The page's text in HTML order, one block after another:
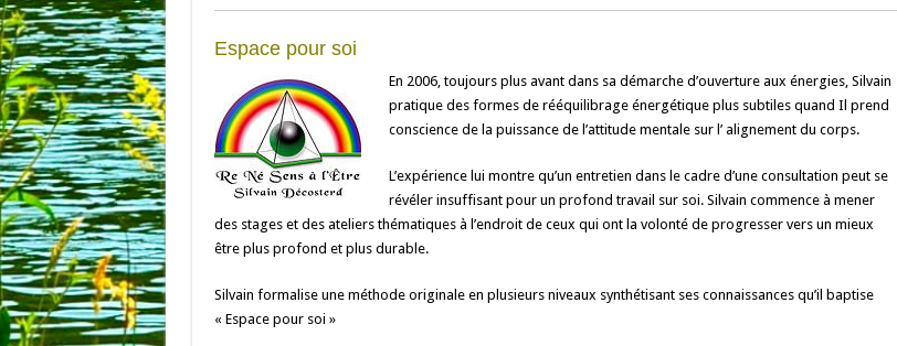
Espace pour soi
En 2006, toujours plus avant dans sa démarche d’ouverture aux énergies, Silvain
pratique des formes de rééquilibrage énergétique plus subtiles quand Il prend
conscience de la puissance de l’attitude mentale sur l’ alignement du corps.
L’expérience lui montre qu’un entretien dans le cadre d’une consultation peut se
révéler insuffisant pour un profond travail sur soi. Silvain commence à mener
des stages et des ateliers thématiques à l’endroit de ceux qui ont la volonté de progresser vers un mieux
être plus profond et plus durable.
Silvain formalise une méthode originale en plusieurs niveaux synthétisant ses connaissances qu’il baptise
« Espace pour soi »